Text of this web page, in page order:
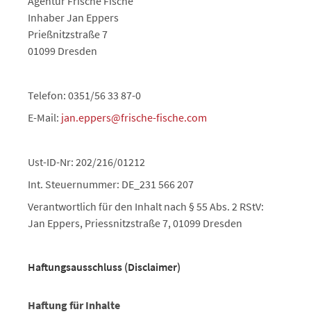
Inhaber Jan Eppers
Prießnitzstraße 7
01099 Dresden
Telefon: 0351/56 33 87-0
E-Mail: jan.eppers@frische-fische.com
Ust-ID-Nr: 202/216/01212
Int. Steuernummer: DE_231 566 207
Verantwortlich für den Inhalt nach § 55 Abs. 2 RStV:
Jan Eppers, Priessnitzstraße 7, 01099 Dresden
Haftungsausschluss (Disclaimer)
Haftung für Inhalte